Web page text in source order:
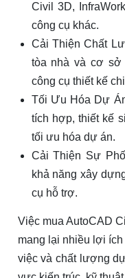
Civil 3D,
công cụ khác.
Cải Thiện Chất
tòa nhà và cơ
công cụ thiết kế
Tối Ưu Hóa Dự
tích hợp, thiết kế
tối ưu hóa dự án.
Cải Thiện Sự
khả năng xây
cụ hỗ trợ.
Việc mua AutoCAD
mang lại nhiều lợi
việc và chất lượng